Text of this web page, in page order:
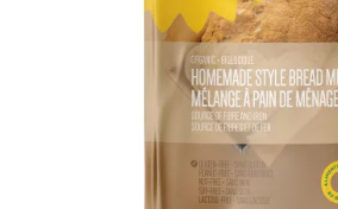
AJOUTER AU PANIER /